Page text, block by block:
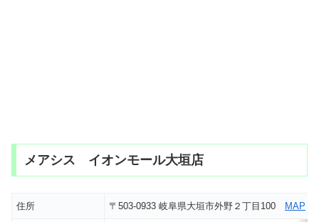
メアシス イオンモール大垣店
住所 〒503-0933 岐阜県大垣市外野２丁目100 MAP